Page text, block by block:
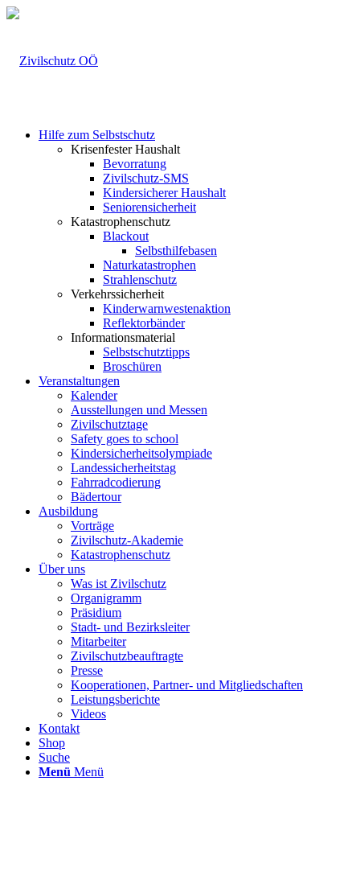
Hilfe zum Selbstschutz
Krisenfester Haushalt
Bevorratung
Zivilschutz-SMS
Kindersicherer Haushalt
Seniorensicherheit
Katastrophenschutz
Blackout
Selbsthilfebasen
Naturkatastrophen
Strahlenschutz
Verkehrssicherheit
Kinderwarnwestenaktion
Reflektorbänder
Informationsmaterial
Selbstschutztipps
Broschüren
Veranstaltungen
Kalender
Ausstellungen und Messen
Zivilschutztage
Safety goes to school
Kindersicherheitsolympiade
Landessicherheitstag
Fahrradcodierung
Bädertour
Ausbildung
Vorträge
Zivilschutz-Akademie
Katastrophenschutz
Über uns
Was ist Zivilschutz
Organigramm
Präsidium
Stadt- und Bezirksleiter
Mitarbeiter
Zivilschutzbeauftragte
Presse
Kooperationen, Partner- und Mitgliedschaften
Leistungsberichte
Videos
Kontakt
Shop
Suche
Menü Menü